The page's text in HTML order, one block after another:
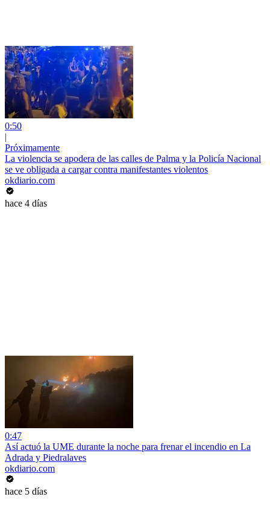
0:50
|
Próximamente
La violencia se apodera de las calles de Palma y la Policía Nacional
se ve obligada a cargar contra manifestantes violentos
okdiario.com
hace 4 días
0:47
Así actuó la UME durante la noche para frenar el incendio en La
Adrada y Piedralaves
okdiario.com
hace 5 días